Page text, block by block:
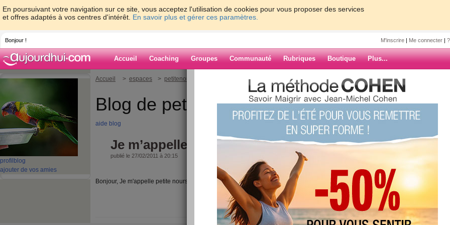
En poursuivant votre navigation sur ce site, vous acceptez l'utilisation de cookies pour vous proposer des services
et offres adaptés à vos centres d'intérêt. En savoir plus et gérer ces paramètres.
Bonjour ! M'inscrire | Me connecter |
Accueil Coaching Groupes Communauté Rubriques Boutique Plus...
profil blog
ajouter de vos amies
Accueil > espaces > petitenoursonne > Je m’appelle petite noursonne
Blog de petitenoursonne
aide blog
Je m’appelle petite noursonne
publié le 27/02/2011 à 20:15
Bonjour, Je m'appelle petite noursonne et je souhaite perdre du poids A bientôt
(1) commentaires
ARCHIVES